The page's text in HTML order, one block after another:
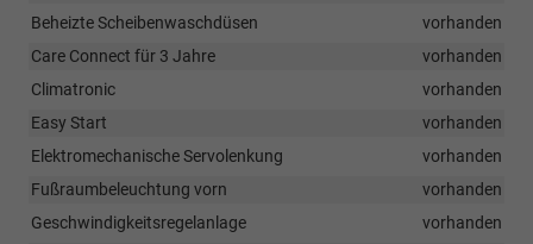
Beheizte Scheibenwaschdüsen
vorhanden
Care Connect für 3 Jahre
vorhanden
Climatronic
vorhanden
Easy Start
vorhanden
Elektromechanische Servolenkung
vorhanden
Fußraumbeleuchtung vorn
vorhanden
Geschwindigkeitsregelanlage
vorhanden